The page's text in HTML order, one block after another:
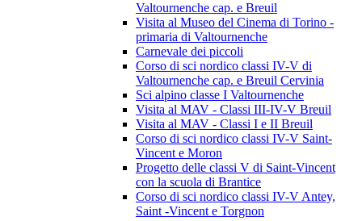
Valtournenche cap. e Breuil
Visita al Museo del Cinema di Torino -
primaria di Valtournenche
Carnevale dei piccoli
Corso di sci nordico classi IV-V di
Valtournenche cap. e Breuil Cervinia
Sci alpino classe I Valtournenche
Visita al MAV - Classi III-IV-V Breuil
Visita al MAV - Classi I e II Breuil
Corso di sci nordico classi IV-V Saint-
Vincent e Moron
Progetto delle classi V di Saint-Vincent
con la scuola di Brantice
Corso di sci nordico classi IV-V Antey,
Saint -Vincent e Torgnon